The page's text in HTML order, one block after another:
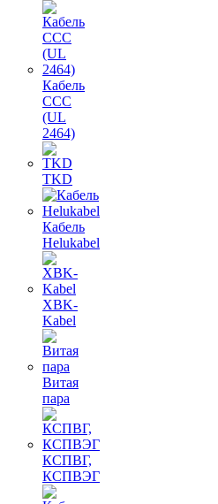
Кабель
CCC
(UL
2464)
TKD
Кабель
Helukabel
XBK-
Kabel
Витая
пара
КСПВГ,
КСПВЭГ